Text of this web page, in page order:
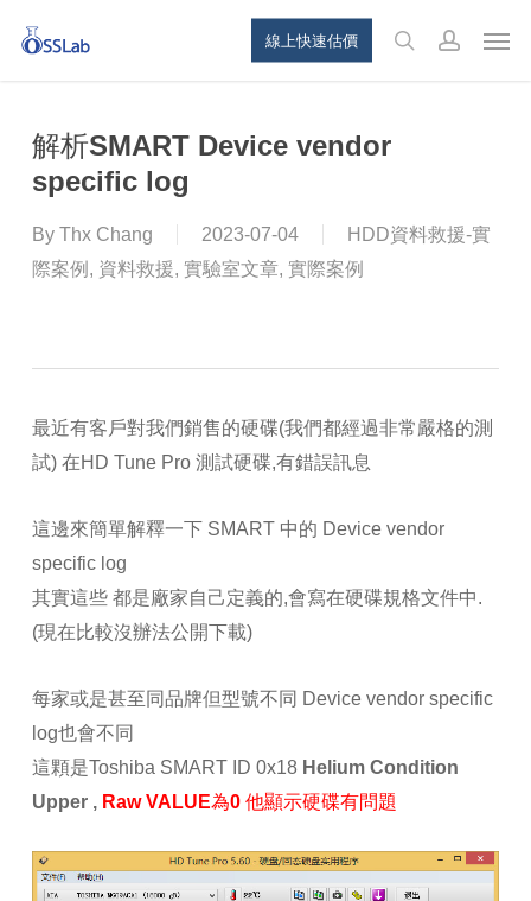
線上快速估價
searchaccount
解析SMART Device vendor
specific log
By Thx Chang 2023-07-04
HDD資料救援-實
際案例 , 資料救援, 實驗室文章, 實際案例
最近有客戶對我們銷售的硬碟(我們都經過非常嚴格的測
試) 在HD Tune Pro 測試硬碟,有錯誤訊息
這邊來簡單解釋一下 SMART 中的 Device vendor
specific log
其實這些 都是廠家自己定義的,會寫在硬碟規格文件中.
(現在比較沒辦法公開下載)
每家或是甚至同品牌但型號不同 Device vendor specific
log也會不同
這顆是Toshiba SMART ID 0x18 Helium Condition
Upper ,RawVALUE為0 他顯示硬碟有問題